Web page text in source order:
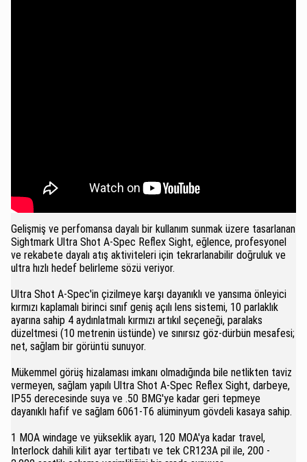
Gelişmiş ve perfomansa dayalı bir kullanım sunmak üzere tasarlanan
Sightmark Ultra Shot A-Spec Reflex Sight, eğlence, profesyonel
ve rekabete dayalı atış aktiviteleri için tekrarlanabilir doğruluk ve
ultra hızlı hedef belirleme sözü veriyor.
Ultra Shot A-Spec'in çizilmeye karşı dayanıklı ve yansıma önleyici
kırmızı kaplamalı birinci sınıf geniş açılı lens sistemi, 10 parlaklık
ayarına sahip 4 aydınlatmalı kırmızı artıkıl seçeneği, paralaks
düzeltmesi (10 metrenin üstünde) ve sınırsız göz-dürbün mesafesi;
net, sağlam bir görüntü sunuyor.
Mükemmel görüş hizalaması imkanı olmadığında bile netlikten taviz
vermeyen, sağlam yapılı Ultra Shot A-Spec Reflex Sight, darbeye,
IP55 derecesinde suya ve .50 BMG'ye kadar geri tepmeye
dayanıklı hafif ve sağlam 6061-T6 alüminyum gövdeli kasaya sahip.
1 MOA windage ve yükseklik ayarı, 120 MOA'ya kadar travel,
Interlock dahili kilit ayar tertibatı ve tek CR123A pil ile, 200 -